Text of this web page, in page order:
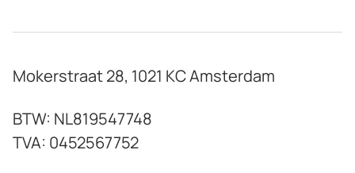
Mokerstraat 28, 1021 KC Amsterdam
BTW: NL819547748
TVA: 0452567752